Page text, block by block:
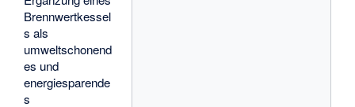
Brennwertkessel
s als
umweltschonend
es und
energiesparende
s